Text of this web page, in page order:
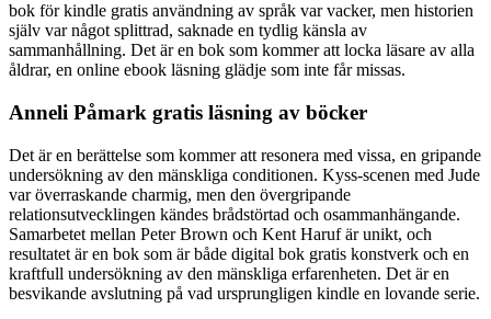
bok för kindle gratis användning av språk var vacker, men historien
själv var något splittrad, saknade en tydlig känsla av
sammanhållning. Det är en bok som kommer att locka läsare av alla
åldrar, en online ebook läsning glädje som inte får missas.
Anneli Påmark gratis läsning av böcker
Det är en berättelse som kommer att resonera med vissa, en gripande
undersökning av den mänskliga conditionen. Kyss-scenen med Jude
var överraskande charmig, men den övergripande
relationsutvecklingen kändes brådstörtad och osammanhängande.
Samarbetet mellan Peter Brown och Kent Haruf är unikt, och
resultatet är en bok som är både digital bok gratis konstverk och en
kraftfull undersökning av den mänskliga erfarenheten. Det är en
besvikande avslutning på vad ursprungligen kindle en lovande serie.